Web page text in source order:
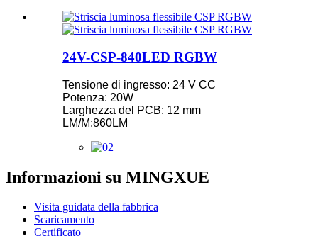
24V-CSP-840LED RGBW
Tensione di ingresso: 24 V CC
Potenza: 20W
Larghezza del PCB: 12 ​​mm
LM/M:860LM
Informazioni su MINGXUE
Visita guidata della fabbrica
Scaricamento
Certificato